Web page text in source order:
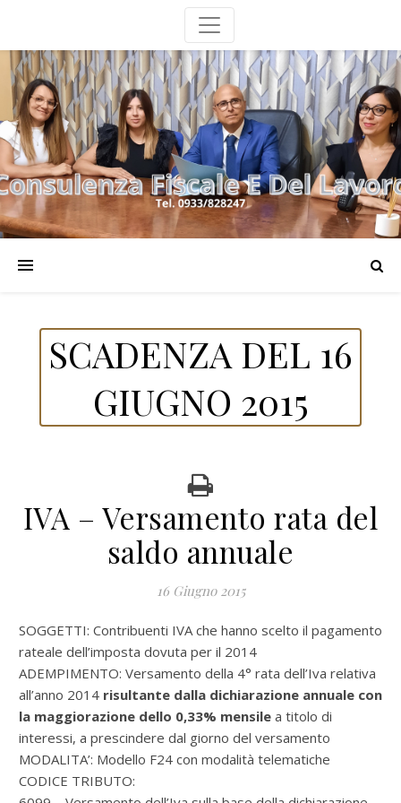
SCADENZA DEL 16
GIUGNO 2015
IVA – Versamento rata del
saldo annuale
16 Giugno 2015
SOGGETTI: Contribuenti IVA che hanno scelto il pagamento
rateale dell’imposta dovuta per il 2014
ADEMPIMENTO: Versamento della 4° rata dell’Iva relativa
all’anno 2014 risultante dalla dichiarazione annuale con
la maggiorazione dello 0,33% mensile a titolo di
interessi, a prescindere dal giorno del versamento
MODALITA’: Modello F24 con modalità telematiche
CODICE TRIBUTO: